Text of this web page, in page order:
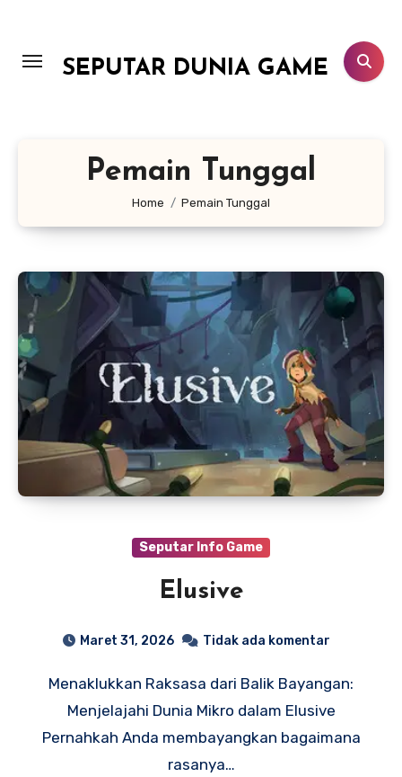
konten
SEPUTAR DUNIA GAME
Pemain Tunggal
Home Pemain Tunggal
Seputar Info Game
Elusive
Maret 31, 2026 Tidak ada komentar
Menaklukkan Raksasa dari Balik Bayangan:
Menjelajahi Dunia Mikro dalam Elusive
Pernahkah Anda membayangkan bagaimana
rasanya…